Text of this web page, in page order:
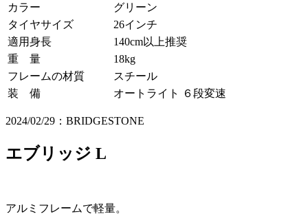
カラー
グリーン
タイヤサイズ
26インチ
適用身長
140cm以上推奨
重 量
18kg
フレームの材質
スチール
装 備
オートライト ６段変速
2024/02/29：BRIDGESTONE
エブリッジ L
アルミフレームで軽量。